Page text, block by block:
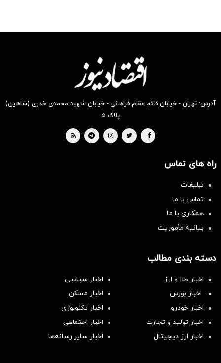
آدرس: تهران - خیابان قائم مقام فراهانی - خیابان شهید محمدی خدری (شاهین)
پلاک ۵
راه های تماس
تبلیغات
تماس با ما
همکاری با ما
بیانیه مأموریت
دسته بندی مطالب
اخبار طلا و ارز
اخبار سیاسی
اخبار بورس
اخبار مسکن
اخبار خودرو
اخبار تکنولوژی
اخبار تولید و تجارت
اخبار اجتماعی
اخبار ارز دیجیتال
اخبار سایر رسانه‌‌ها